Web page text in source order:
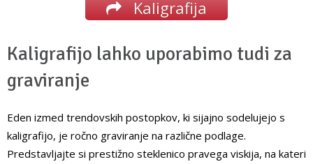
Kaligrafija
Kaligrafijo lahko uporabimo tudi za
graviranje
Eden izmed trendovskih postopkov, ki sijajno sodelujejo s
kaligrafijo, je ročno graviranje na različne podlage.
Predstavljajte si prestižno steklenico pravega viskija, na kateri